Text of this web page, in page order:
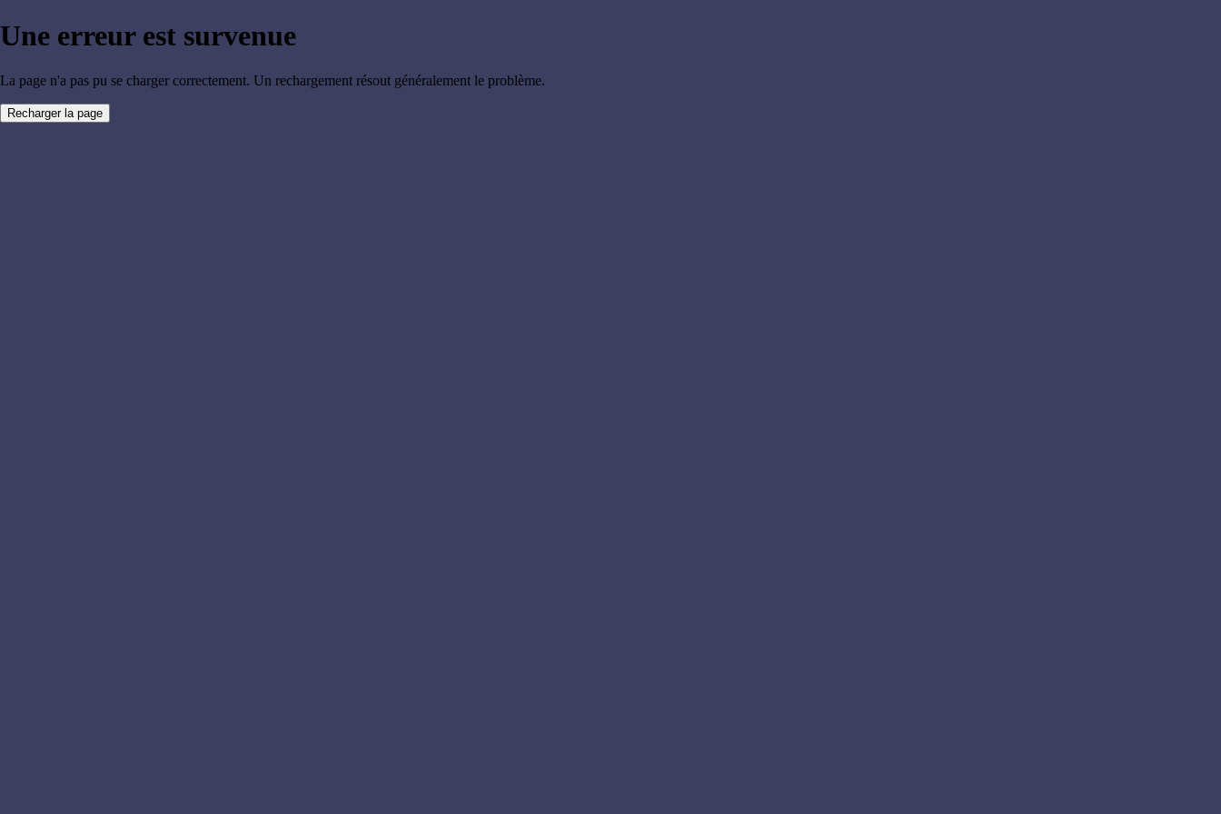
Une erreur est survenue
La page n'a pas pu se charger correctement. Un rechargement résout généralement le problème.
Recharger la page